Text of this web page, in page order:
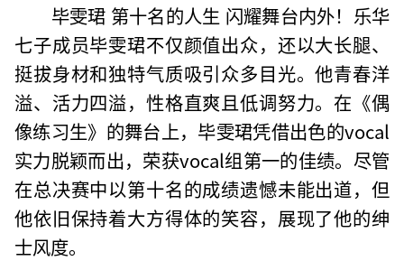
毕雯珺 第十名的人生 闪耀舞台内外！乐华
七子成员毕雯珺不仅颜值出众，还以大长腿、
挺拔身材和独特气质吸引众多目光。他青春洋
溢、活力四溢，性格直爽且低调努力。在《偶
像练习生》的舞台上，毕雯珺凭借出色的vocal
实力脱颖而出，荣获vocal组第一的佳绩。尽管
在总决赛中以第十名的成绩遗憾未能出道，但
他依旧保持着大方得体的笑容，展现了他的绅
士风度。